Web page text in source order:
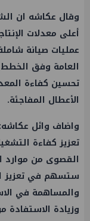
وقال عكاشه ان
أعلى معدلات
عمليات صيانة
العامة وفق
تحسين كفاءة
الأعطال المفاجئة.
واضاف وائل
تعزيز كفاءة
القصوى من موارد
ستسهم في تعزيز
والمساهمة في
وزيادة الاستفادة